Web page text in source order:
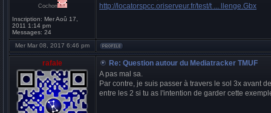
Cochon
Inscription: Mer Aoû 17,
2011 1:14 pm
Messages: 24
http://locatorspcc.oriserveur.fr/test/t ... llenge.Gbx
Mer Mar 08, 2017 6:46 pm
rafale
Re: Question autour du Mediatracker TMUF
A pas mal sa.
Par contre, je suis passer à travers le sol 3x avant
entre les 2 si tu as l'intention de garder cette